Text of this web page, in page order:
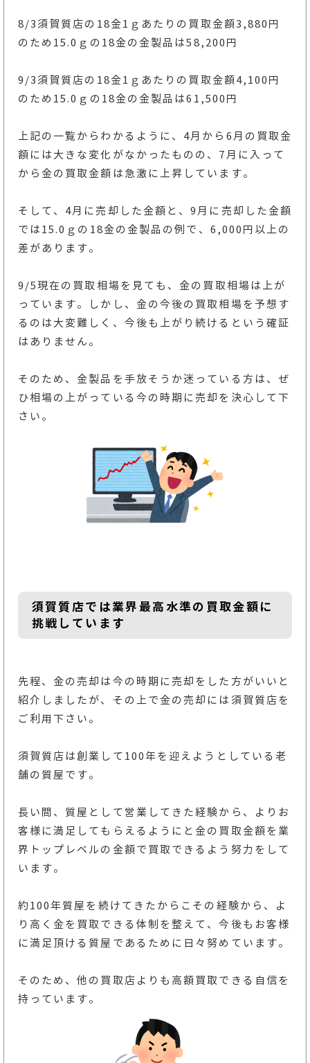
8/3須賀質店の18金1ｇあたりの買取金額3,880円
のため15.0ｇの18金の金製品は58,200円
9/3須賀質店の18金1ｇあたりの買取金額4,100円
のため15.0ｇの18金の金製品は61,500円
上記の一覧からわかるように、4月から6月の買取金
額には大きな変化がなかったものの、7月に入って
から金の買取金額は急激に上昇しています。
そして、4月に売却した金額と、9月に売却した金額
では15.0ｇの18金の金製品の例で、6,000円以上の
差があります。
9/5現在の買取相場を見ても、金の買取相場は上が
っています。しかし、金の今後の買取相場を予想す
るのは大変難しく、今後も上がり続けるという確証
はありません。
そのため、金製品を手放そうか迷っている方は、ぜ
ひ相場の上がっている今の時期に売却を決心して下
さい。
須賀質店では業界最高水準の買取金額に
挑戦しています
先程、金の売却は今の時期に売却をした方がいいと
紹介しましたが、その上で金の売却には須賀質店を
ご利用下さい。
須賀質店は創業して100年を迎えようとしている老
舗の質屋です。
長い間、質屋として営業してきた経験から、よりお
客様に満足してもらえるようにと金の買取金額を業
界トップレベルの金額で買取できるよう努力をして
います。
約100年質屋を続けてきたからこその経験から、よ
り高く金を買取できる体制を整えて、今後もお客様
に満足頂ける質屋であるために日々努めています。
そのため、他の買取店よりも高額買取できる自信を
持っています。